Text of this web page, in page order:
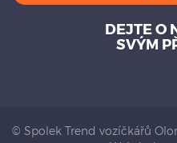
DEJTE O
SVÝM
© Spolek Trend vozíčkářů